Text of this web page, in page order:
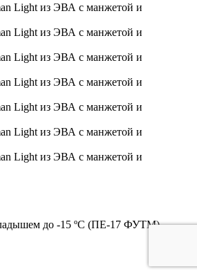
до -15 ºС (ПЕ-17 ФУТМ)